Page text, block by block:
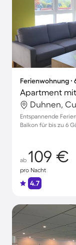
Ferienwohnung ∙
Apartment
Duhnen,
Entspannende
Balkon für bis zu 6
ab 109 €
pro Nacht
4.7